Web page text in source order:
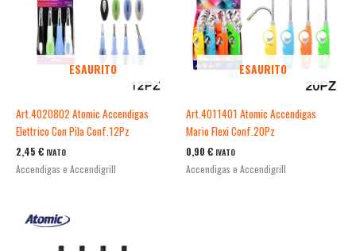
ESAURITO
Art.4020802 Atomic Accendigas
Elettrico Con Pila Conf.12Pz
2,45 € IVATO
Accendigas e Accendigrill
ESAURITO
Art.4011401 Atomic Accendigas
Mario Flexi Conf.20Pz
0,90 € IVATO
Accendigas e Accendigrill